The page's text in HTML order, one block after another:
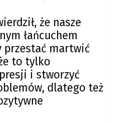
że nasze
łańcuchem
przestać martwić
to tylko
i stworzyć
dlatego też